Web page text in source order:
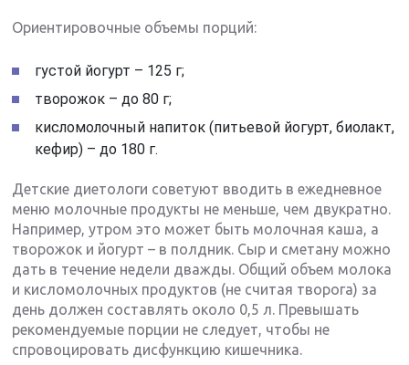
Ориентировочные объемы порций:
густой йогурт – 125 г;
творожок – до 80 г;
кисломолочный напиток (питьевой йогурт, биолакт,
кефир) – до 180 г.
Детские диетологи советуют вводить в ежедневное
меню молочные продукты не меньше, чем двукратно.
Например, утром это может быть молочная каша, а
творожок и йогурт – в полдник. Сыр и сметану можно
дать в течение недели дважды. Общий объем молока
и кисломолочных продуктов (не считая творога) за
день должен составлять около 0,5 л. Превышать
рекомендуемые порции не следует, чтобы не
спровоцировать дисфункцию кишечника.